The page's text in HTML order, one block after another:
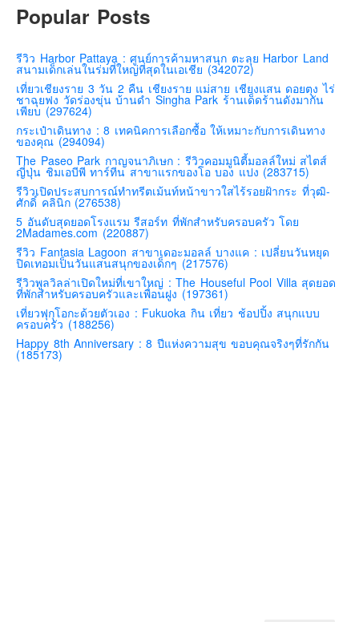
โปรตุเกส
โครเอเชีย
สโลเวเนีย
มอนเตรเนโกร
บอสเนียและเฮอร์เซโกวีน่า
ญี่ปุ่น
คันโต-โตเกียวและรอบๆ
คันไซ-โอซาก้า เกียวโต
คิวชู – ฟุกุโอกะ ซางะ เปปปุ ยุฟุอิน นางาซากิ
ฟูจิ
ฮอกไกโด
เอเชีย
สิงคโปร์
จีน
Popular Posts
รีวิว Harbor Pattaya : ศูนย์การค้ามหาสนุก ตะลุย Harbor Land
สนามเด็กเล่นในร่มที่ใหญ่ที่สุดในเอเชีย (342072)
เที่ยวเชียงราย 3 วัน 2 คืน เชียงราย แม่สาย เชียงแสน ดอยตุง ไร่
ชาฉุยฟง วัดร่องขุ่น บ้านดำ Singha Park ร้านเด็ดร้านดังมากัน
เพียบ (297624)
กระเป๋าเดินทาง : 8 เทคนิคการเลือกซื้อ ให้เหมาะกับการเดินทาง
ของคุณ (294094)
The Paseo Park กาญจนาภิเษก : รีวิวคอมมูนิตี้มอลล์ใหม่ สไตส์
ญี่ปุ่น ชิมเอบีพี ทาร์ทีน สาขาแรกของโอ บอง แปง (283715)
รีวิวเปิดประสบการณ์ทำทรีตเม้นท์หน้าขาวใสไร้รอยฝ้ากระ ที่วุฒิ-
ศักดิ์ คลินิก (276538)
5 อันดับสุดยอดโรงแรม รีสอร์ท ที่พักสำหรับครอบครัว โดย
2Madames.com (220887)
รีวิว Fantasia Lagoon สาขาเดอะมอลล์ บางแค : เปลี่ยนวันหยุด
ปิดเทอมเป็นวันแสนสนุกของเด็กๆ (217576)
รีวิวพูลวิลล่าเปิดใหม่ที่เขาใหญ่ : The Houseful Pool Villa สุดยอด
ที่พักสำหรับครอบครัวและเพื่อนฝูง (197361)
เที่ยวฟุกุโอกะด้วยตัวเอง : Fukuoka กิน เที่ยว ช้อปปิ้ง สนุกแบบ
ครอบครัว (188256)
Happy 8th Anniversary : 8 ปีแห่งความสุข ขอบคุณจริงๆที่รักกัน
(185173)